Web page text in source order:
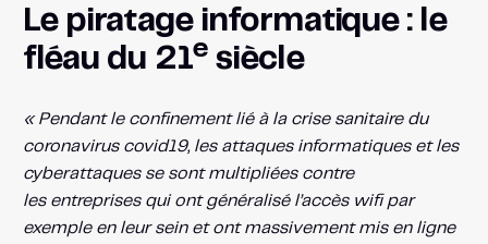
Le piratage informatique : le
fléau du 21esiècle
« Pendant le confinement lié à la crise sanitaire du
coronavirus covid19, les attaques informatiques et les
cyberattaques se sont multipliées contre
les entreprises qui ont généralisé l’accès wifi par
exemple en leur sein et ont massivement mis en ligne